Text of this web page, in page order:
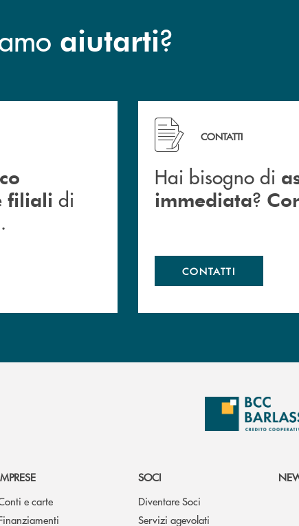
aiutarti?
delle filiali di BCC Barlassina.
filiali di
Hai bisogno di assistenza
CONTATTI
Hai bisogno di
immediata?
CONTATTI
e carte
SOCI
Diventare Soci
Servizi agevolati